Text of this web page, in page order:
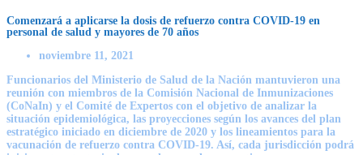
Comenzará a aplicarse la dosis de refuerzo contra COVID-19 en
personal de salud y mayores de 70 años
noviembre 11, 2021
Funcionarios del Ministerio de Salud de la Nación mantuvieron una
reunión con miembros de la Comisión Nacional de Inmunizaciones
(CoNaIn) y el Comité de Expertos con el objetivo de analizar la
situación epidemiológica, las proyecciones según los avances del plan
estratégico iniciado en diciembre de 2020 y los lineamientos para la
vacunación de refuerzo contra COVID-19. Así, cada jurisdicción podrá